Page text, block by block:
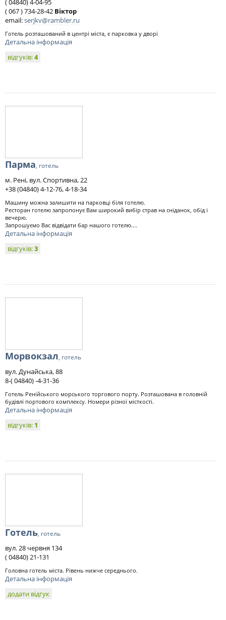
( 04840) 4-04-95
( 067 ) 734-28-42 Віктор
email:serjkv@rambler.ru
Готель розташований в центрі міста, є парковка у дворі
Детальна інформація
відгуків:4
Парма, готель
м. Рені, вул. Спортивна, 22
+38 (04840) 4-12-76, 4-18-34
Машину можна залишити на парковці біля готелю.
Ресторан готелю запропонує Вам широкий вибір страв на сніданок, обід і
вечерю.
Запрошуємо Вас відвідати бар нашого готелю....
Детальна інформація
відгуків:3
Морвокзал, готель
вул. Дунайська, 88
8-( 04840) -4-31-36
Готель Ренійського морського торгового порту. Розташована в головній
будівлі портового комплексу. Номери різної місткості.
Детальна інформація
відгуків: 1
Готель, готель
вул. 28 червня 134
( 04840) 21-131
Головна готель міста. Рівень нижче середнього.
Детальна інформація
додати відгук